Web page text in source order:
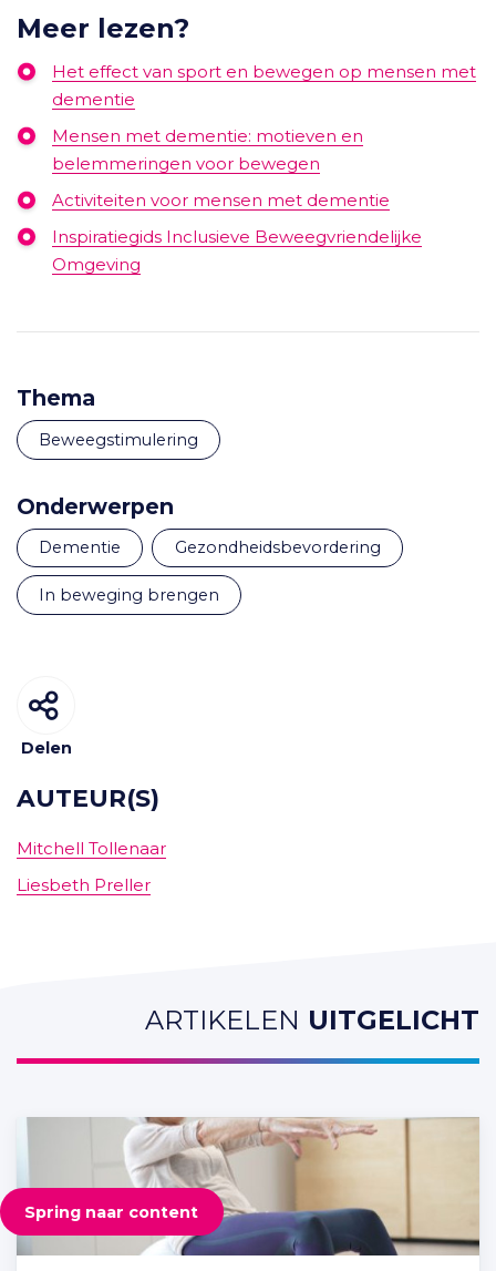
Spring naar content
Meer lezen?
Het effect van sport en bewegen op mensen met
dementie
Mensen met dementie: motieven en
belemmeringen voor bewegen
Activiteiten voor mensen met dementie
Inspiratiegids Inclusieve Beweegvriendelijke
Omgeving
Thema
Beweegstimulering
Onderwerpen
dementie gezondheidsbevordering
in beweging brengen
Delen
AUTEUR(S)
Mitchell Tollenaar
Liesbeth Preller
ARTIKELEN UITGELICHT